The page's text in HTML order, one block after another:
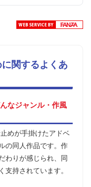
関するよくあ
なジャンル・作風
めが手掛けたアドベ
の同人作品です。作
わりが感じられ、同
支持されています。